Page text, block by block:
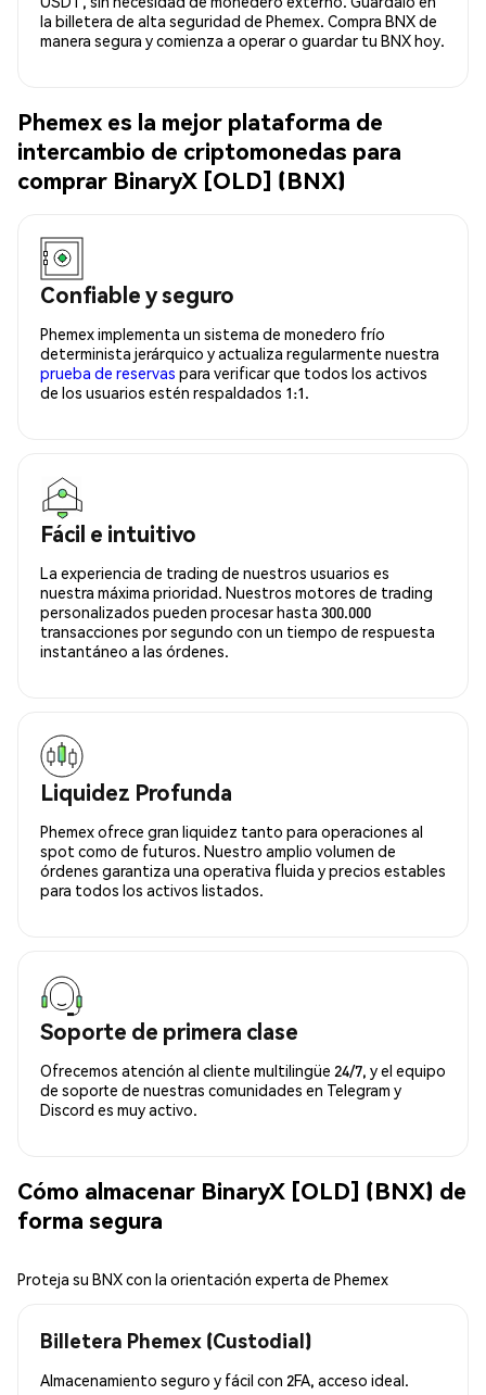
la billetera de alta seguridad de Phemex. Compra BNX de
manera segura y comienza a operar o guardar tu BNX hoy.
Phemex es la mejor plataforma de
intercambio de criptomonedas para
comprar BinaryX [OLD] (BNX)
Confiable y seguro
Phemex implementa un sistema de monedero frío
determinista jerárquico y actualiza regularmente nuestra
prueba de reservas para verificar que todos los activos
de los usuarios estén respaldados 1:1.
Fácil e intuitivo
La experiencia de trading de nuestros usuarios es
nuestra máxima prioridad. Nuestros motores de trading
personalizados pueden procesar hasta 300.000
transacciones por segundo con un tiempo de respuesta
instantáneo a las órdenes.
Liquidez Profunda
Phemex ofrece gran liquidez tanto para operaciones al
spot como de futuros. Nuestro amplio volumen de
órdenes garantiza una operativa fluida y precios estables
para todos los activos listados.
Soporte de primera clase
Ofrecemos atención al cliente multilingüe 24/7, y el equipo
de soporte de nuestras comunidades en Telegram y
Discord es muy activo.
Cómo almacenar BinaryX [OLD] (BNX) de
forma segura
Proteja su BNX con la orientación experta de Phemex
Billetera Phemex (Custodial)
Almacenamiento seguro y fácil con 2FA, acceso ideal.